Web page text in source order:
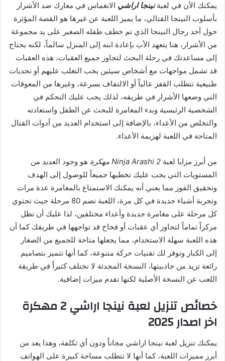
يمكنك الأن في لعبةنينجا اراشي الانغماس في معارك ضد الأشرار
بأسلوب النينجا القتالي، ما يميز اللعبة عن غيرها هو القصة المؤثرة
حول أحد رجال النينجا الذي تم خطف طفله الصغير على يد مجموعة
من الأشرار، هنا يتعهد الأب بإعادة ابنه إلى المنزل سالماً، لكنه يحتاج
إلى مساعدتك في رحلة البحث لتجاوز جميع العقبات، هذه العقبات
قد تشمل مواجهات مع أشخاص سيئين يجب التغلب عليهم أو تحديات
طبيعية تتطلب القفز عالياً أو الالتفاف بسرعة، وغيرها من المعوقات
التي وضعها الأشرار في طريقه، لذلك يجب عليك التحكم في
الشخصية الرئيسية وبدء المغامرة للبحث عن الطفل واستعادته
والتخلص من الأعداء، بالإضافة إلى استخدام العديد من أدوات القتال
المتاحة في اللعبة لهزيمة الأعداء.
من أبرز مزايا لعبة Ninja Arashi 2 مهكرة
هو وجود العديد من
المستويات التي يجب عليك تخطيها جميعاً للوصول إلى الهدف
وتحقيق الفوز مما يعني أنه يمكنك الاستمتاع بالمغامرة عدة مرات
وتجربة أشياء جديدة في كل مرة، اللعبة تضم 80 مرحلة حيث تحتوي
كل مرحلة على مغامرة جديدة وأعداء مختلفين، لذا عليك أن تظل
مركزاً تماماً لتجاوز أي عقبات أو فخاخ قد تواجهها في طريقك كما أن
هذه اللعبة سهلة الاستخدام، مما يجعلها متاحة للجميع من الصغار
إلى الكبار وتوفر لك تقنيات حركة متنوعة، كما أنها تتميز بتصاميم
رائعة تزيد من جاذبيتها، النسخة المحدثة لا تختلف كثيراً في طريقة
اللعب عن النسخة الأصلية لكنها تقدم ميزات إضافية.
خصائص تنزيل لعبة نينجا اراشي 2 مهكرة
اخر اصدار 2025
يمكنك تنزيل لعبة نينجا اراشي مجاناً ودون أي تكلفة، وهذا يعد من
أبرز مميزات اللعبة، كما أنها لا تتطلب مساحة كبيرة على الهواتف